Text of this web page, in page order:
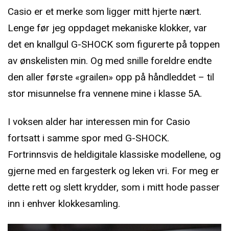
Casio er et merke som ligger mitt hjerte nært.
Lenge før jeg oppdaget mekaniske klokker, var
det en knallgul G-SHOCK som figurerte på toppen
av ønskelisten min. Og med snille foreldre endte
den aller første «grailen» opp på håndleddet – til
stor misunnelse fra vennene mine i klasse 5A.
I voksen alder har interessen min for Casio
fortsatt i samme spor med G-SHOCK.
Fortrinnsvis de heldigitale klassiske modellene, og
gjerne med en fargesterk og leken vri. For meg er
dette rett og slett krydder, som i mitt hode passer
inn i enhver klokkesamling.